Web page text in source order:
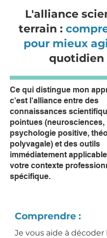
L'alliance
terrain :
pour mieux
quotidien
Ce qui distingue mon
c'est l'alliance entre des
connaissances
pointues (neurosciences,
psychologie positive,
polyvagale) et des outils
immédiatement
votre contexte
spécifique.
Comprendre :
Je vous aide à décoder